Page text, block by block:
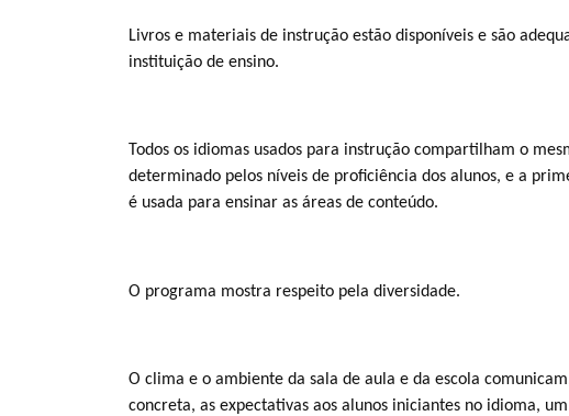
Livros e materiais de instrução estão disponíveis e são
instituição de ensino.
Todos os idiomas usados ​​para instrução compartilham o
determinado pelos níveis de proficiência dos alunos, e a
é usada para ensinar as áreas de conteúdo.
O programa mostra respeito pela diversidade.
O clima e o ambiente da sala de aula e da escola
concreta, as expectativas aos alunos iniciantes no idioma,